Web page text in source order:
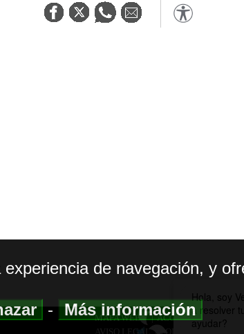
MAPA WEB|ACCESIBILIDAD
AVISO LEGAL| POLITICA DE
de navegación, y
-Más información